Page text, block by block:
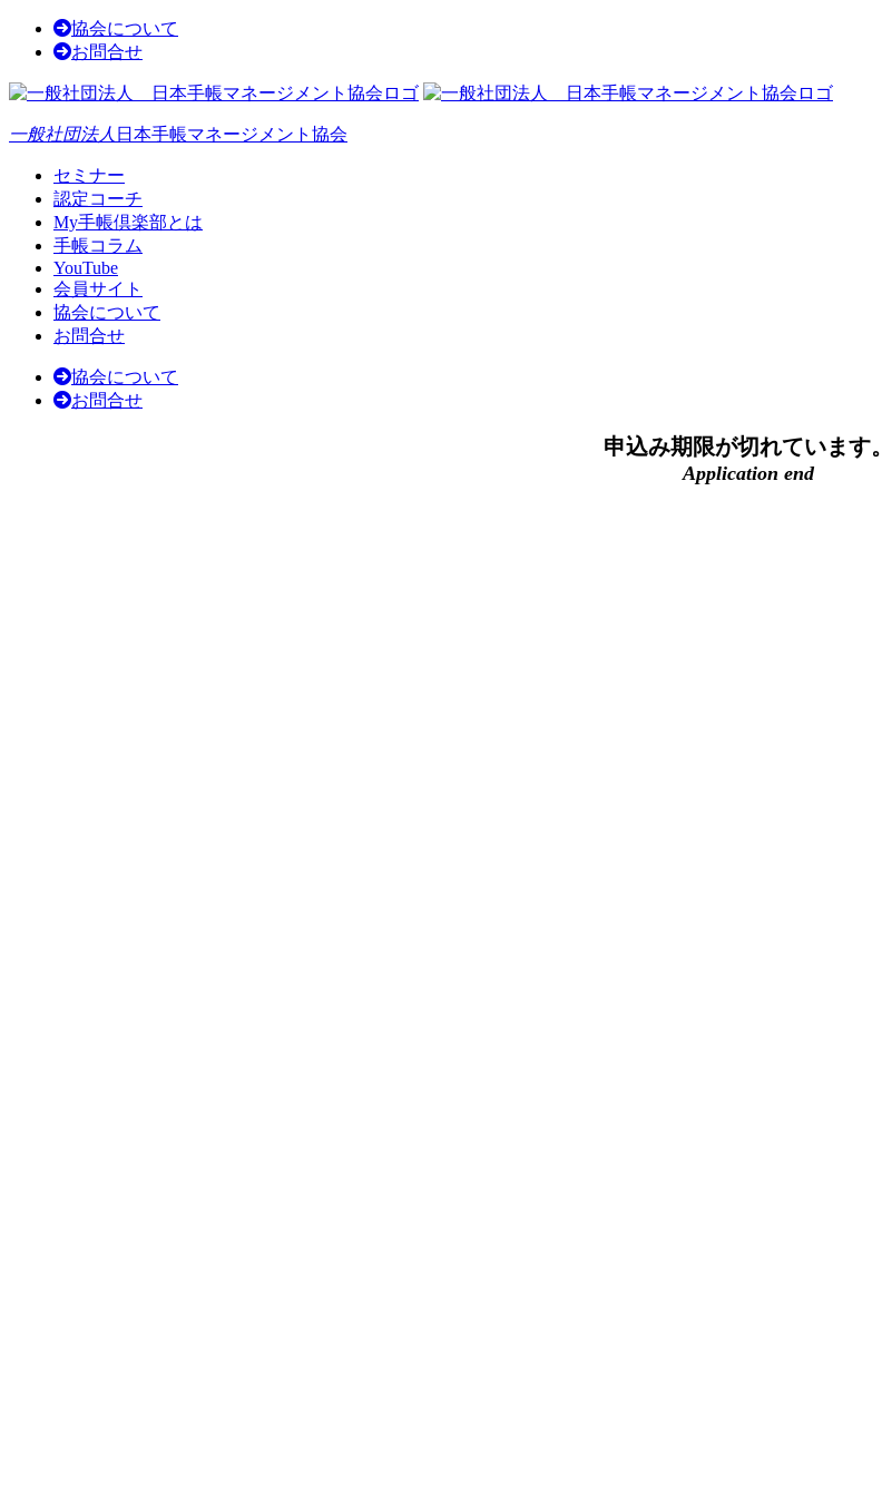
協会について
お問合せ
一般社団法人 日本手帳マネージメント協会
セミナー
認定コーチ
My手帳倶楽部とは
手帳コラム
YouTube
会員サイト
協会について
お問合せ
協会について
お問合せ
申込み期限が切れています。
Application end